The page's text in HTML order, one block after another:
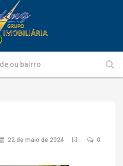
22 de maio de 2024 0